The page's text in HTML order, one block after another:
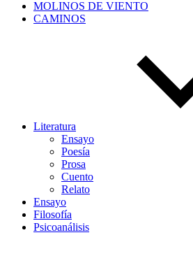
MOLINOS DE VIENTO
CAMINOS
Literatura
Ensayo
Poesía
Prosa
Cuento
Relato
Ensayo
Filosofía
Psicoanálisis